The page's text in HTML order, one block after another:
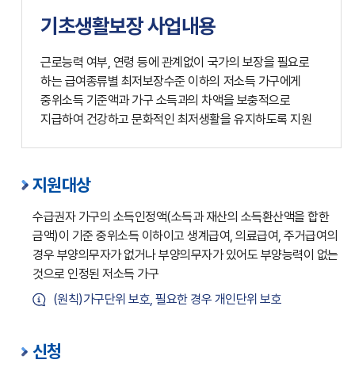
기초생활보장 사업내용
근로능력 여부, 연령 등에 관계없이 국가의 보장을 필요로
하는 급여종류별 최저보장수준 이하의 저소득 가구에게
중위소득 기준액과 가구 소득과의 차액을 보충적으로
지급하여 건강하고 문화적인 최저생활을 유지하도록 지원
지원대상
수급권자 가구의 소득인정액(소득과 재산의 소득환산액을 합한
금액)이 기준 중위소득 이하이고 생계급여, 의료급여, 주거급여의
경우 부양의무자가 없거나 부양의무자가 있어도 부양능력이 없는
것으로 인정된 저소득 가구
(원칙)가구단위 보호, 필요한 경우 개인단위 보호
신청